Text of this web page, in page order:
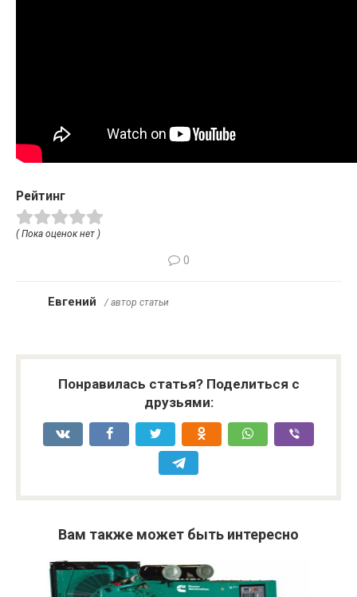
Рейтинг
( Пока оценок нет )
0
Евгений / автор статьи
Понравилась статья? Поделиться с
друзьями:
Вам также может быть интересно